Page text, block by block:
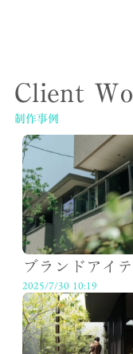
Client
制作事例
ブランドアイ
2025/7/30 10:19